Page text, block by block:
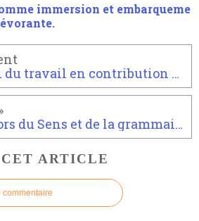
immersion et embarqueme
928. La mutation du travail en contribution passionnée via internet.
932. La percée hors du Sens et de la grammaire.
ARTICLE
commentaire